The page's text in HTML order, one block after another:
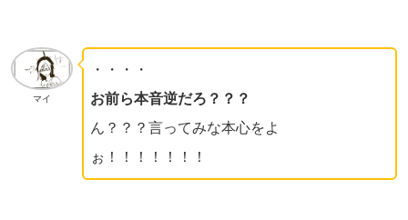
マイ
・・・・
お前ら本音逆だろ？？？
ん？？？言ってみな本心をよ
ぉ！！！！！！！